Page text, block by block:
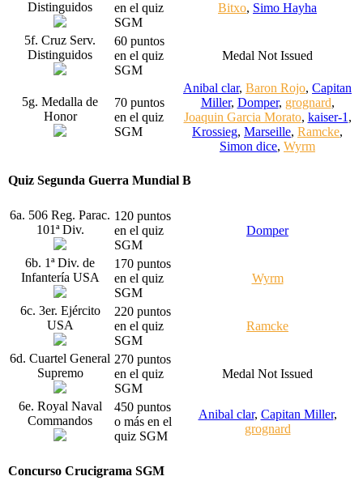
Distinguidos
en el quiz
SGM
Bitxo, Simo Hayha
5f. Cruz Serv.
Distinguidos
60 puntos
en el quiz
SGM
Medal Not Issued
5g. Medalla de
Honor
70 puntos
en el quiz
SGM
Anibal clar, Baron Rojo, Capitan
Miller, Domper, grognard,
Joaquin Garcia Morato, kaiser-1 ,
Krossieg, Marseille, Ramcke,
Simon dice, Wyrm
Quiz Segunda Guerra Mundial B
6a. 506 Reg. Parac.
101ª Div.
120 puntos
en el quiz
SGM
Domper
6b. 1ª Div. de
Infantería USA
170 puntos
en el quiz
SGM
Wyrm
6c. 3er. Ejército
USA
220 puntos
en el quiz
SGM
Ramcke
6d. Cuartel General
Supremo
270 puntos
en el quiz
SGM
Medal Not Issued
6e. Royal Naval
Commandos
450 puntos
o más en el
quiz SGM
Anibal clar, Capitan Miller,
grognard
Concurso Crucigrama SGM